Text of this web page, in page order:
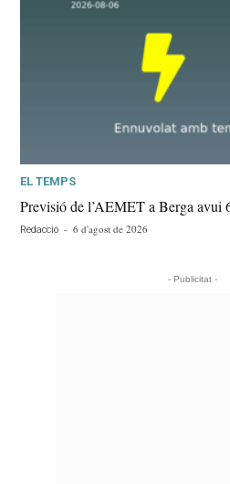
EL TEMPS
Previsió de l’AEMET a Berga avui
Redacció - 6 d'agost de 2026
- Publicitat -